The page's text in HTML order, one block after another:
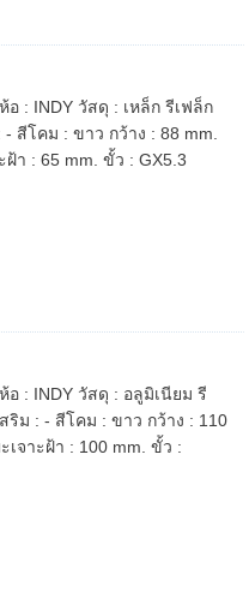
อ : INDY วัสดุ : เหล็ก รีเฟล็ก
สีโคม : ขาว กว้าง : 88 mm.
ฝ้า : 65 mm. ขั้ว : GX5.3
อ : INDY วัสดุ : อลูมิเนียม รี
ริม : - สีโคม : ขาว กว้าง : 110
เจาะฝ้า : 100 mm. ขั้ว :